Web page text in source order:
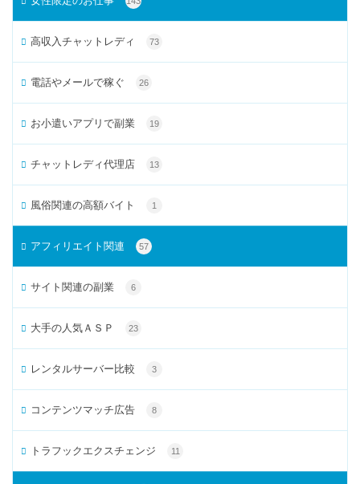
高収入チャットレディ 73
電話やメールで稼ぐ 26
お小遣いアプリで副業 19
チャットレディ代理店 13
風俗関連の高額バイト 1
アフィリエイト関連 57
サイト関連の副業 6
大手の人気ＡＳＰ 23
レンタルサーバー比較 3
コンテンツマッチ広告 8
トラフックエクスチェンジ 11